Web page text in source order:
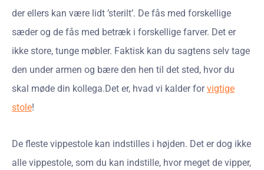
der ellers kan være lidt ’sterilt’. De fås med forskellige
sæder og de fås med betræk i forskellige farver. Det er
ikke store, tunge møbler. Faktisk kan du sagtens selv tage
den under armen og bære den hen til det sted, hvor du
skal møde din kollega.Det er, hvad vi kalder forvigtige
stole!
De fleste vippestole kan indstilles i højden. Det er dog ikke
alle vippestole, som du kan indstille, hvor meget de vipper,